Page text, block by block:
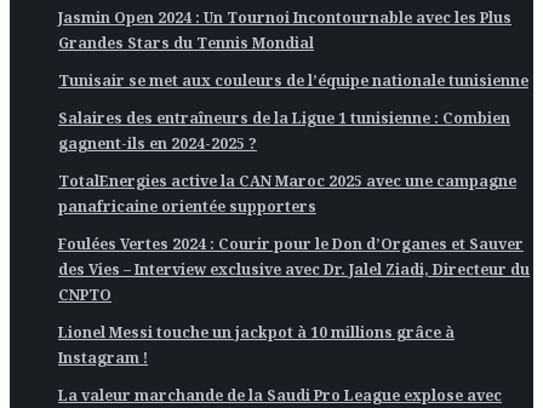
Jasmin Open 2024 : Un Tournoi Incontournable avec les Plus
Grandes Stars du Tennis Mondial
Tunisair se met aux couleurs de l’équipe nationale tunisienne
Salaires des entraîneurs de la Ligue 1 tunisienne : Combien
gagnent-ils en 2024-2025 ?
TotalEnergies active la CAN Maroc 2025 avec une campagne
panafricaine orientée supporters
Foulées Vertes 2024 : Courir pour le Don d’Organes et Sauver
des Vies – Interview exclusive avec Dr. Jalel Ziadi, Directeur du
CNPTO
Lionel Messi touche un jackpot à 10 millions grâce à
Instagram !
La valeur marchande de la Saudi Pro League explose avec